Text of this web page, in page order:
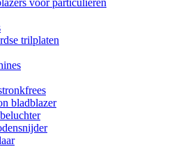
trilplaten
bladblazer